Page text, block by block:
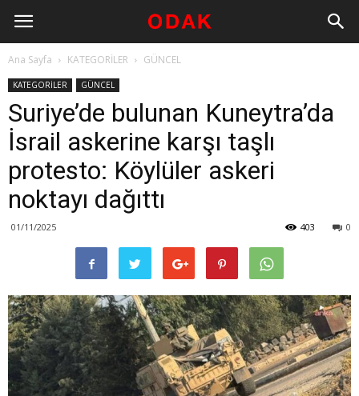
Ana Sayfa KATEGORİLER GÜNCEL
KATEGORİLER GÜNCEL
Suriye’de bulunan Kuneytra’da
İsrail askerine karşı taşlı
protesto: Köylüler askeri
noktayı dağıttı
01/11/2025 0
403